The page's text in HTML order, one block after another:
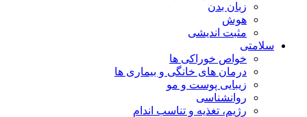
زبان بدن
هوش
مثبت اندیشی
سلامتی
خواص خوراکی ها
درمان های خانگی و بیماری ها
زیبایی پوست و مو
روانشناسی
رژیم، تغذیه و تناسب اندام